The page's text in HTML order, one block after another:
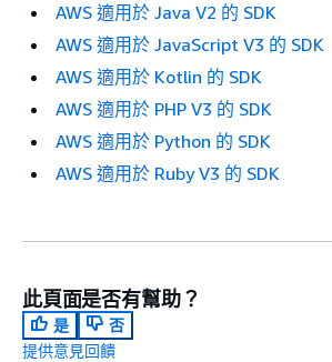
AWS 適用於 Java V2 的 SDK
AWS 適用於 JavaScript V3 的 SDK
AWS 適用於 Kotlin 的 SDK
AWS 適用於 PHP V3 的 SDK
AWS 適用於 Python 的 SDK
AWS 適用於 Ruby V3 的 SDK
此頁面是否有幫助？
是
否
提供意見回饋